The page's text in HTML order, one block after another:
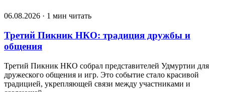
06.08.2026 · 1 мин читать
Третий Пикник НКО: традиция дружбы и
общения
Третий Пикник НКО собрал представителей Удмуртии для
дружеского общения и игр. Это событие стало красивой
традицией, укрепляющей связи между участниками и